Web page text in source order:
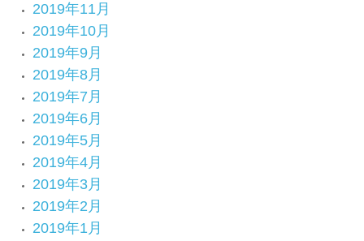
2019年11月
2019年10月
2019年9月
2019年8月
2019年7月
2019年6月
2019年5月
2019年4月
2019年3月
2019年2月
2019年1月